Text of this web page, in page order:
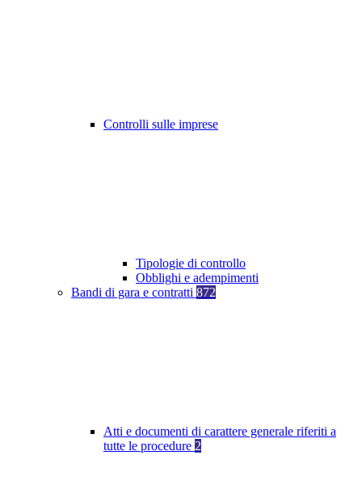
Controlli sulle imprese
Tipologie di controllo
Obblighi e adempimenti
Bandi di gara e contratti 872
Atti e documenti di carattere generale riferiti a
tutte le procedure 2